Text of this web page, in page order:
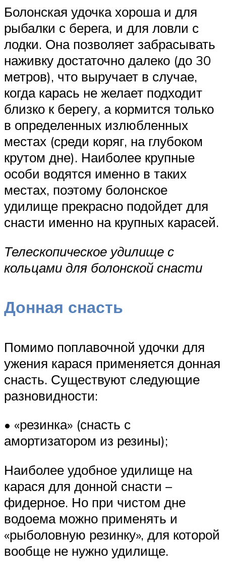
Болонская удочка хороша и для
рыбалки с берега, и для ловли с
лодки. Она позволяет забрасывать
наживку достаточно далеко (до 30
метров), что выручает в случае,
когда карась не желает подходит
близко к берегу, а кормится только
в определенных излюбленных
местах (среди коряг, на глубоком
крутом дне). Наиболее крупные
особи водятся именно в таких
местах, поэтому болонское
удилище прекрасно подойдет для
снасти именно на крупных карасей.
Телескопическое удилище с
кольцами для болонской снасти
Донная снасть
Помимо поплавочной удочки для
ужения карася применяется донная
снасть. Существуют следующие
разновидности:
• «резинка» (снасть с
амортизатором из резины);
Наиболее удобное удилище на
карася для донной снасти –
фидерное. Но при чистом дне
водоема можно применять и
«рыболовную резинку», для которой
вообще не нужно удилище.